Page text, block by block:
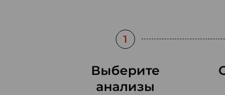
1
Выберите
анализы